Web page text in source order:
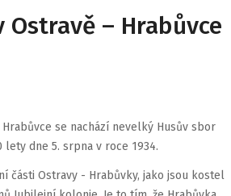
– Hrabůvce
se nachází nevelký Husův sbor
dne 5. srpna v roce 1934.
části Ostravy - Hrabůvky, jako jsou kostel